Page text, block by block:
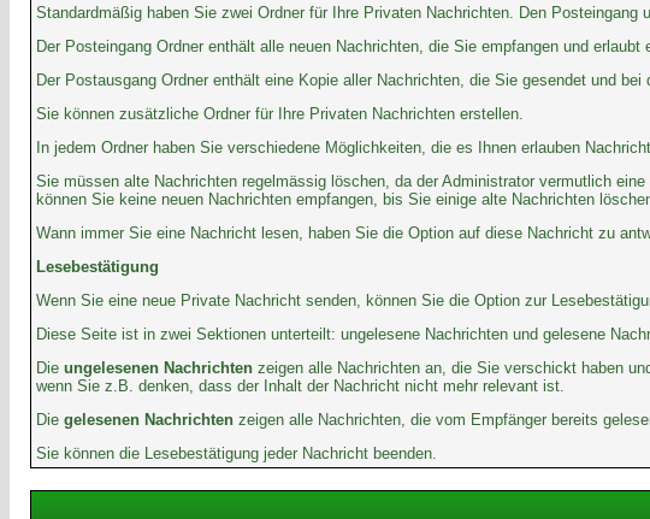
Standardmäßig haben Sie zwei Ordner für Ihre Privaten Nachrichten. Den Posteingang
Der Posteingang Ordner enthält alle neuen Nachrichten, die Sie empfangen und
Der Postausgang Ordner enthält eine Kopie aller Nachrichten, die Sie gesendet und
Sie können zusätzliche Ordner für Ihre Privaten Nachrichten erstellen.
In jedem Ordner haben Sie verschiedene Möglichkeiten, die es Ihnen erlauben
Sie müssen alte Nachrichten regelmässig löschen, da der Administrator vermutlich
können Sie keine neuen Nachrichten empfangen, bis Sie einige alte Nachrichten
Wann immer Sie eine Nachricht lesen, haben Sie die Option auf diese Nachricht zu
Lesebestätigung
Wenn Sie eine neue Private Nachricht senden, können Sie die Option zur
Diese Seite ist in zwei Sektionen unterteilt: ungelesene Nachrichten und gelesene
Die ungelesenen Nachrichten zeigen alle Nachrichten an, die Sie verschickt haben
wenn Sie z.B. denken, dass der Inhalt der Nachricht nicht mehr relevant ist.
Die gelesenen Nachrichten zeigen alle Nachrichten, die vom Empfänger bereits
Sie können die Lesebestätigung jeder Nachricht beenden.